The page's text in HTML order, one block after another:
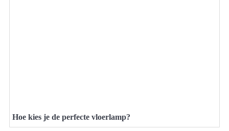
Hoe kies je de perfecte vloerlamp?